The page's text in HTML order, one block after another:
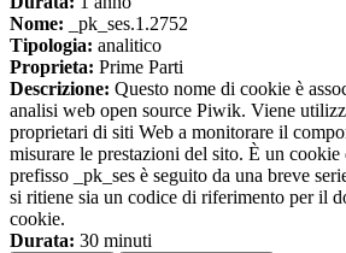
Nome: _pk_ses.1.2752
Tipologia: analitico
Proprieta: Prime Parti
Descrizione: Questo nome di cookie è
analisi web open source Piwik. Viene
proprietari di siti Web a monitorare il
misurare le prestazioni del sito. È un
prefisso _pk_ses è seguito da una breve
si ritiene sia un codice di riferimento per il
cookie.
Durata: 30 minuti